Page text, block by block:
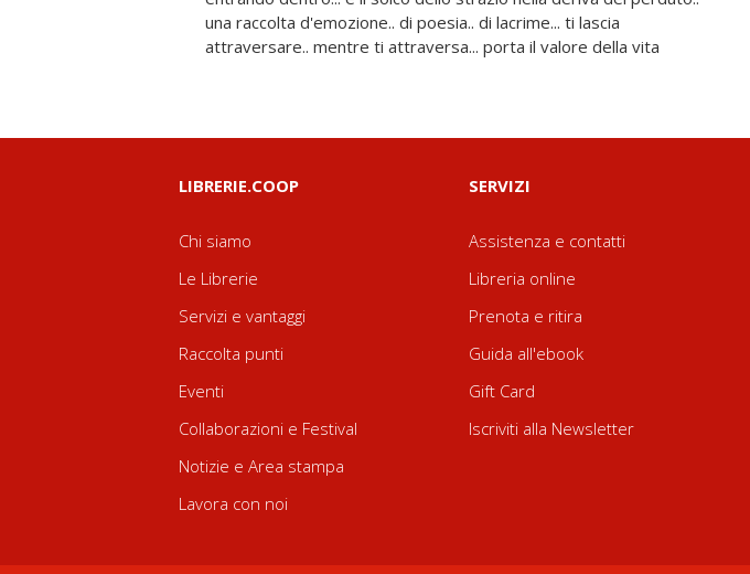
una raccolta d'emozione.. di poesia.. di lacrime... ti lascia
attraversare.. mentre ti attraversa... porta il valore della vita
solo il destino.. che richiama il destino... o chiudi all'assoluto per non
LIBRERIE.COOP
Chi siamo
Le Librerie
Servizi e vantaggi
Raccolta punti
Eventi
Collaborazioni e Festival
Notizie e Area stampa
Lavora con noi
SERVIZI
Assistenza e contatti
Libreria online
Prenota e ritira
Guida all'ebook
Gift Card
Iscriviti alla Newsletter